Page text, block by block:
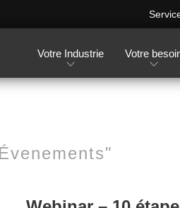
Votre Industrie Votre